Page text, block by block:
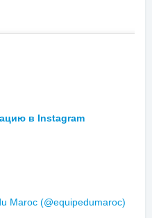
в Instagram
Maroc (@equipedumaroc)